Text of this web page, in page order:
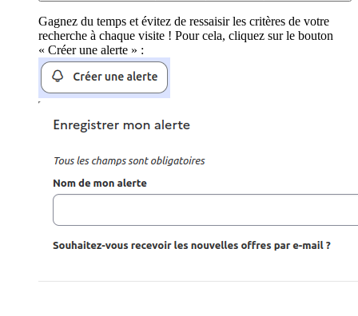
Gagnez du temps et évitez de ressaisir les critères de votre
recherche à chaque visite ! Pour cela, cliquez sur le bouton
« Créer une alerte » :